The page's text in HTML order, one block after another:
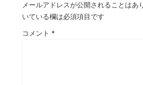
メールアドレスが公開されることはあ
いている欄は必須項目です
コメント *